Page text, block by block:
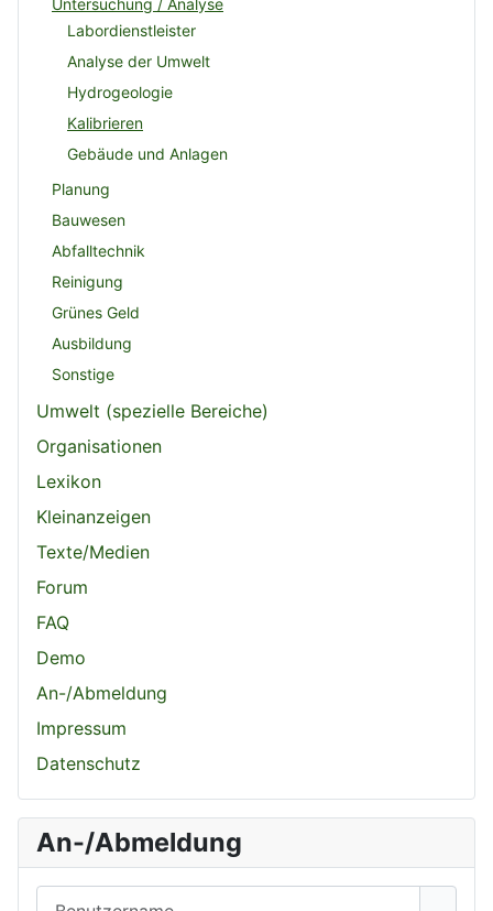
Untersuchung / Analyse
Labordienstleister
Analyse der Umwelt
Hydrogeologie
Kalibrieren
Gebäude und Anlagen
Planung
Bauwesen
Abfalltechnik
Reinigung
Grünes Geld
Ausbildung
Sonstige
Umwelt (spezielle Bereiche)
Organisationen
Lexikon
Kleinanzeigen
Texte/Medien
Forum
FAQ
Demo
An-/Abmeldung
Impressum
Datenschutz
An-/Abmeldung